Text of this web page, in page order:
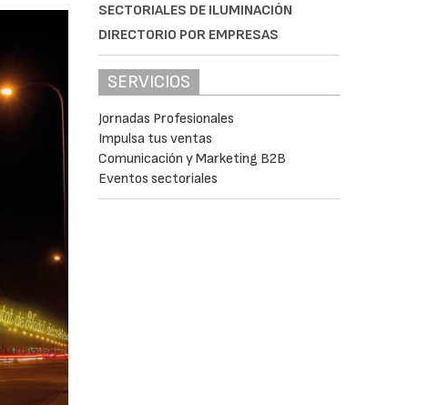
SECTORIALES DE ILUMINACIÓN
DIRECTORIO POR EMPRESAS
SERVICIOS
Jornadas Profesionales
Impulsa tus ventas
Comunicación y Marketing B2B
Eventos sectoriales